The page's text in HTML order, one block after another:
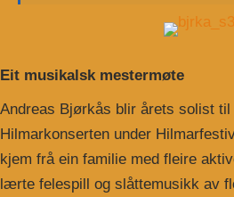
Eit musikalsk mestermøte
Andreas Bjørkås blir årets solist
Hilmarkonserten under
kjem frå ein familie med fleire
lærte felespill og slåttemusikk av